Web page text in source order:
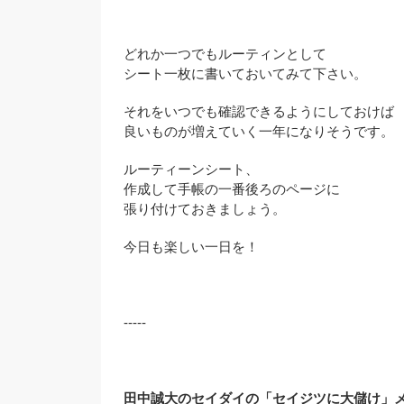
どれか一つでもルーティンとして
シート一枚に書いておいてみて下さい。
それをいつでも確認できるようにしておけば
良いものが増えていく一年になりそうです。
ルーティーンシート、
作成して手帳の一番後ろのページに
張り付けておきましょう。
今日も楽しい一日を！
-----
田中誠大のセイダイの「セイジツに大儲け」